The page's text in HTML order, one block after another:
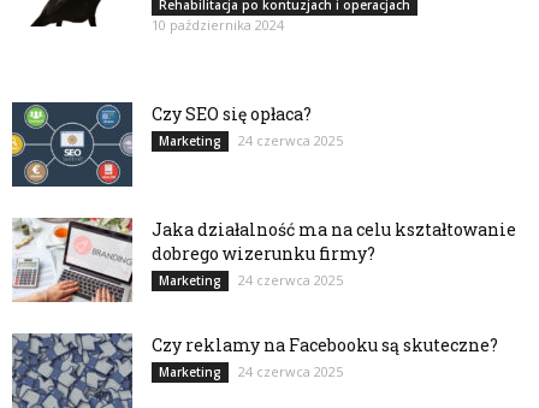
Rehabilitacja po kontuzjach i operacjach
10 października 2024
Czy SEO się opłaca?
Marketing 24 czerwca 2025
Jaka działalność ma na celu kształtowanie
dobrego wizerunku firmy?
Marketing 24 czerwca 2025
Czy reklamy na Facebooku są skuteczne?
Marketing 24 czerwca 2025